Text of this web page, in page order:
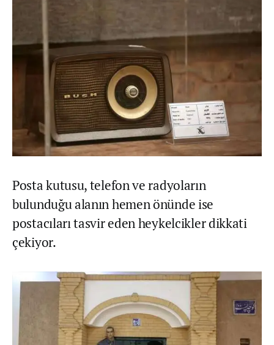
Posta kutusu, telefon ve radyoların
bulunduğu alanın hemen önünde ise
postacıları tasvir eden heykelcikler dikkati
çekiyor.